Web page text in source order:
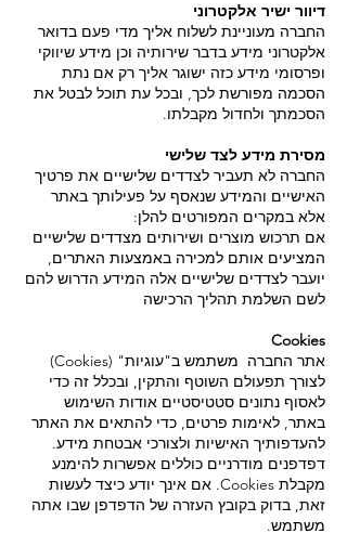
דיוור ישיר אלקטרוני
החברה מעוניינת לשלוח אליך מדי פעם בדואר
אלקטרוני מידע בדבר שירותיה וכן מידע שיווקי
ופרסומי מידע כזה ישוגר אליך רק אם נתת
הסכמה מפורשת לכך, ובכל עת תוכל לבטל את
הסכמתך ולחדול מקבלתו.
מסירת מידע לצד שלישי
החברה לא תעביר לצדדים שלישיים את פרטיך
האישיים והמידע שנאסף על פעילותך באתר
אלא במקרים המפורטים להלן:
אם תרכוש מוצרים ושירותים מצדדים שלישיים
המציעים אותם למכירה באמצעות האתרים,
יועבר לצדדים שלישיים אלה המידע הדרוש להם
לשם השלמת תהליך הרכישה
Cookies
אתר החברה משתמש ב"עוגיות" (Cookies)
לצורך תפעולם השוטף והתקין, ובכלל זה כדי
לאסוף נתונים סטטיסטיים אודות השימוש
באתר, לאימות פרטים, כדי להתאים את האתר
להעדפותיך האישיות ולצורכי אבטחת מידע.
דפדפנים מודרניים כוללים אפשרות להימנע
מקבלת Cookies. אם אינך יודע כיצד לעשות
זאת, בדוק בקובץ העזרה של הדפדפן שבו אתה
משתמש.